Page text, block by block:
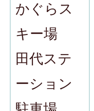
かぐらス
キー場
田代ステ
ーション